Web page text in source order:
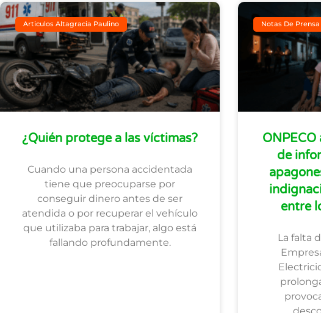
Articulos Altagracia Paulino
¿Quién protege a las víctimas?
Cuando una persona accidentada
tiene que preocuparse por
conseguir dinero antes de ser
atendida o por recuperar el vehículo
que utilizaba para trabajar, algo está
fallando profundamente.
Notas De Prensa
de
entre
La falta